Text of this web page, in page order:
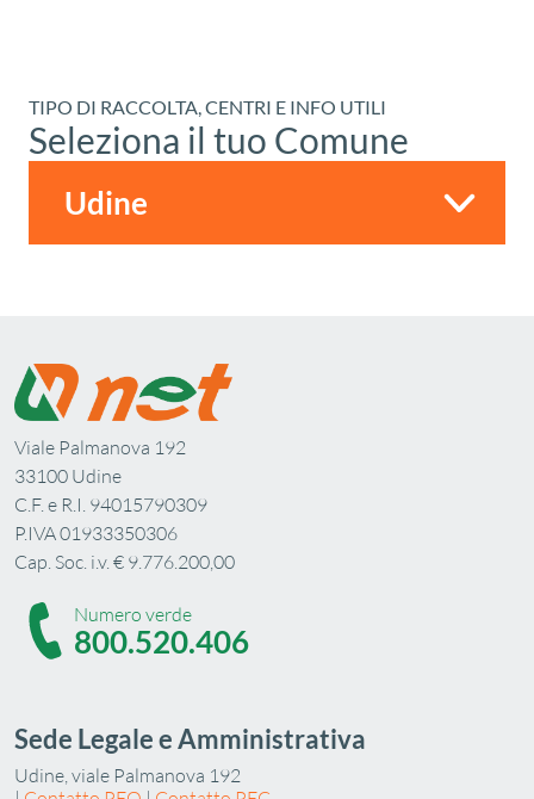
TIPO DI RACCOLTA, CENTRI E INFO UTILI
Seleziona il tuo Comune
Viale Palmanova 192
33100 Udine
C.F. e R.I. 94015790309
P.IVA 01933350306
Cap. Soc. i.v. € 9.776.200,00
Numero verde
800.520.406
Sede Legale e Amministrativa
Udine, viale Palmanova 192